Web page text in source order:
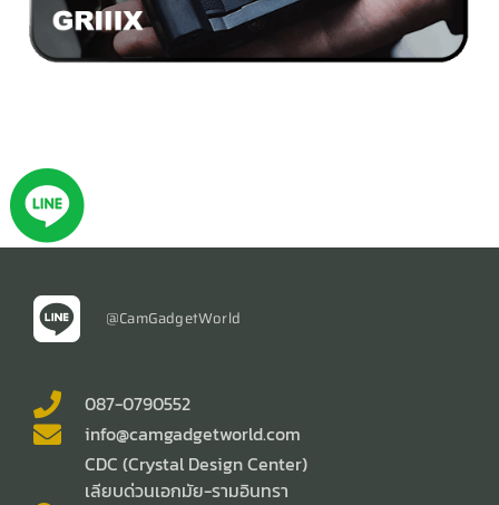
@CamGadgetWorld
087-0790552
info@camgadgetworld.com
CDC (Crystal Design Center)
เลียบด่วนเอกมัย-รามอินทรา